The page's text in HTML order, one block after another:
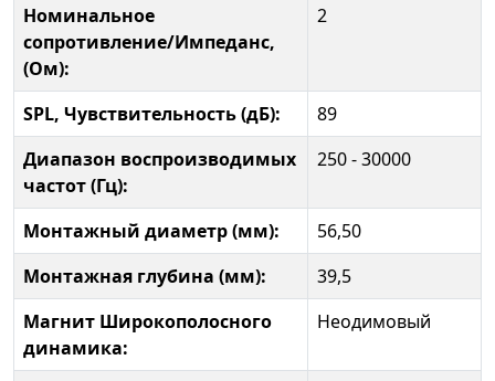
Номинальное
сопротивление/Импеданс,
(Ом):
2
SPL, Чувствительность (дБ):
89
Диапазон воспроизводимых
частот (Гц):
250 - 30000
Монтажный диаметр (мм):
56,50
Монтажная глубина (мм):
39,5
Магнит Широкополосного
динамика:
Неодимовый